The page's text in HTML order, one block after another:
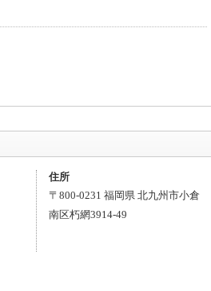
住所
〒 800-0231 福岡県 北九州市小倉
南区朽網3914-49